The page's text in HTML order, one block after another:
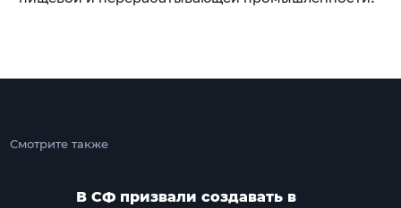
Смотрите также
В СФ призвали создавать в